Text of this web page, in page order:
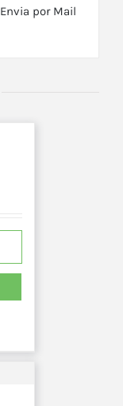
Envia por Mail